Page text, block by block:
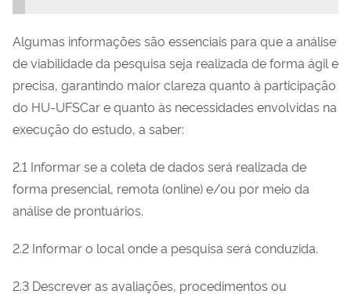
Algumas informações são essenciais para que a análise
de viabilidade da pesquisa seja realizada de forma ágil e
precisa, garantindo maior clareza quanto à participação
do HU-UFSCar e quanto às necessidades envolvidas na
execução do estudo, a saber:
2.1 Informar se a coleta de dados será realizada de
forma presencial, remota (online) e/ou por meio da
análise de prontuários.
2.2 Informar o local onde a pesquisa será conduzida.
2.3 Descrever as avaliações, procedimentos ou